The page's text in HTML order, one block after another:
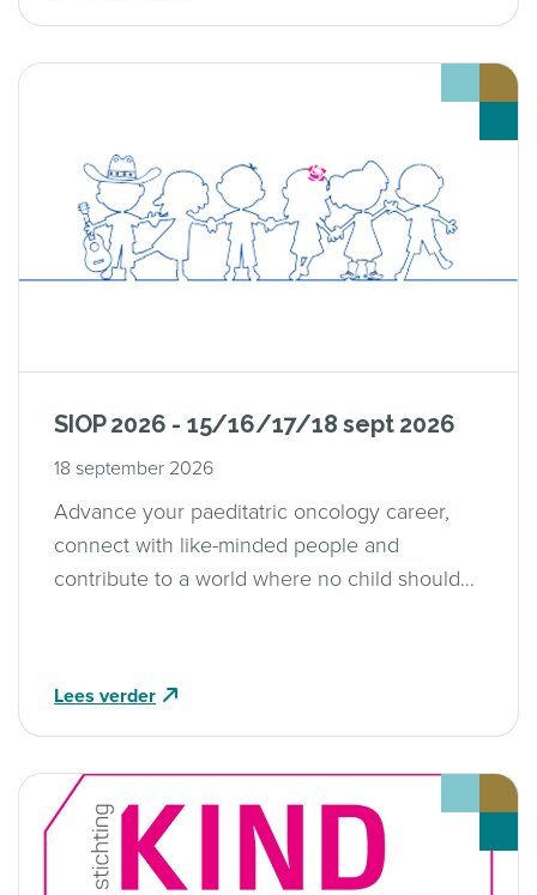
SIOP 2026 - 15/16/17/18 sept 2026
18 september 2026
Advance your paeditatric oncology career,
connect with like-minded people and
contribute to a world where no child should
Lees verder